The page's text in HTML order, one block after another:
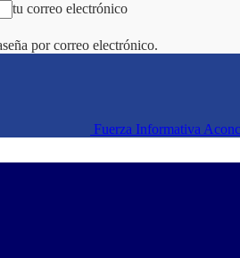
tu correo electrónico
por correo electrónico.
Fuerza Informativa